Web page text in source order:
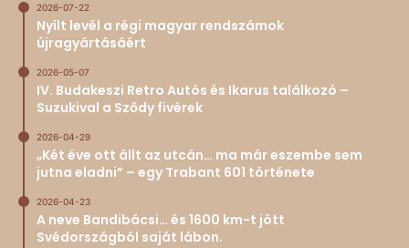
2026-07-22
Nyílt levél a régi magyar rendszámok
újragyártásáért
2026-05-07
IV. Budakeszi Retro Autós és Ikarus találkozó –
Suzukival a Sződy fivérek
2026-04-29
„Két éve ott állt az utcán… ma már eszembe sem
jutna eladni” – egy Trabant 601 története
2026-04-23
A neve Bandibácsi… és 1600 km-t jött
Svédországból saját lábon.